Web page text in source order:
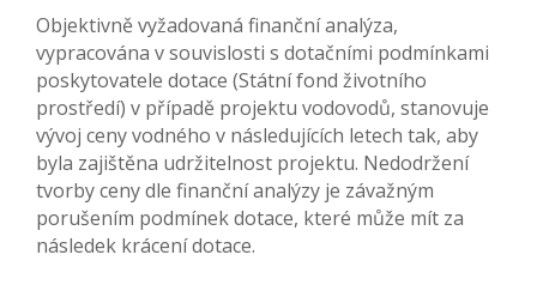
Objektivně vyžadovaná finanční analýza,
vypracována v souvislosti s dotačními podmínkami
poskytovatele dotace (Státní fond životního
prostředí) v případě projektu vodovodů, stanovuje
vývoj ceny vodného v následujících letech tak, aby
byla zajištěna udržitelnost projektu. Nedodržení
tvorby ceny dle finanční analýzy je závažným
porušením podmínek dotace, které může mít za
následek krácení dotace.